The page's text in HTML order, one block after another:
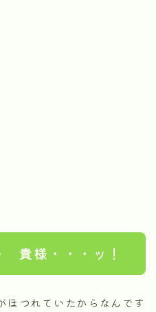
貴様・・・ッ！
つれていたからなんです